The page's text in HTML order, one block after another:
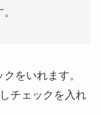
をいれます。
チェックを入れ